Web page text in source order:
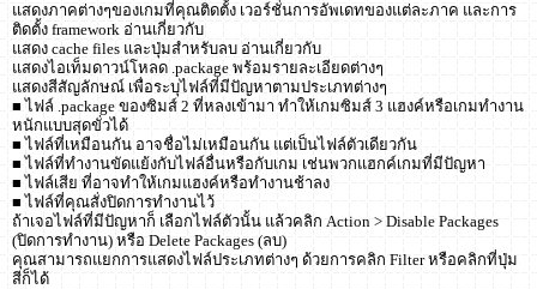
แสดงภาคต่างๆของเกมที่คุณติดตั้ง เวอร์ชั่นการอัพเดทของแต่ละภาค และการ
ติดตั้ง framework อ่านเกี่ยวกับ
แสดง cache files และปุ่มสำหรับลบ อ่านเกี่ยวกับ
แสดงไอเท็มดาวน์โหลด .package พร้อมรายละเอียดต่างๆ
แสดงสีสัญลักษณ์ เพื่อระบุไฟล์ที่มีปัญหาตามประเภทต่างๆ
■ ไฟล์ .package ของซิมส์ 2 ที่หลงเข้ามา ทำให้เกมซิมส์ 3 แฮงค์หรือเกมทำงาน
หนักแบบสุดขั่วได้
■ ไฟล์ที่เหมือนกัน อาจชื่อไม่เหมือนกัน แต่เป็นไฟล์ตัวเดียวกัน
■ ไฟล์ที่ทำงานขัดแย้งกับไฟล์อื่นหรือกับเกม เช่นพวกแฮกค์เกมที่มีปัญหา
■ ไฟล์เสีย ที่อาจทำให้เกมแฮงค์หรือทำงานช้าลง
■ ไฟล์ที่คุณสั่งปิดการทำงานไว้
ถ้าเจอไฟล์ที่มีปัญหาก็ เลือกไฟล์ตัวนั้น แล้วคลิก Action > Disable Packages
(ปิดการทำงาน) หรือ Delete Packages (ลบ)
คุณสามารถแยกการแสดงไฟล์ประเภทต่างๆ ด้วยการคลิก Filter หรือคลิกที่ปุ่ม
สีก็ได้